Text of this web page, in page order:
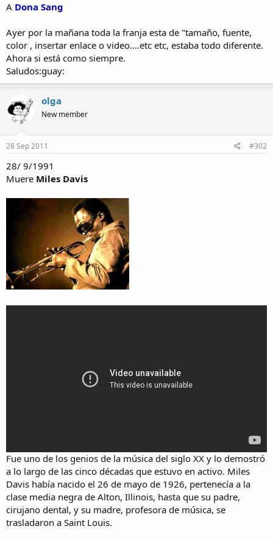
A Dona Sang
Ayer por la mañana toda la franja esta de "tamaño, fuente,
color , insertar enlace o video....etc etc, estaba todo diferente.
Ahora si está como siempre.
Saludos:guay:
olga
New member
28 Sep 2011 #302
28/ 9/1991
Muere Miles Davis
Fue uno de los genios de la música del siglo XX y lo demostró
a lo largo de las cinco décadas que estuvo en activo. Miles
Davis había nacido el 26 de mayo de 1926, pertenecía a la
clase media negra de Alton, Illinois, hasta que su padre,
cirujano dental, y su madre, profesora de música, se
trasladaron a Saint Louis.